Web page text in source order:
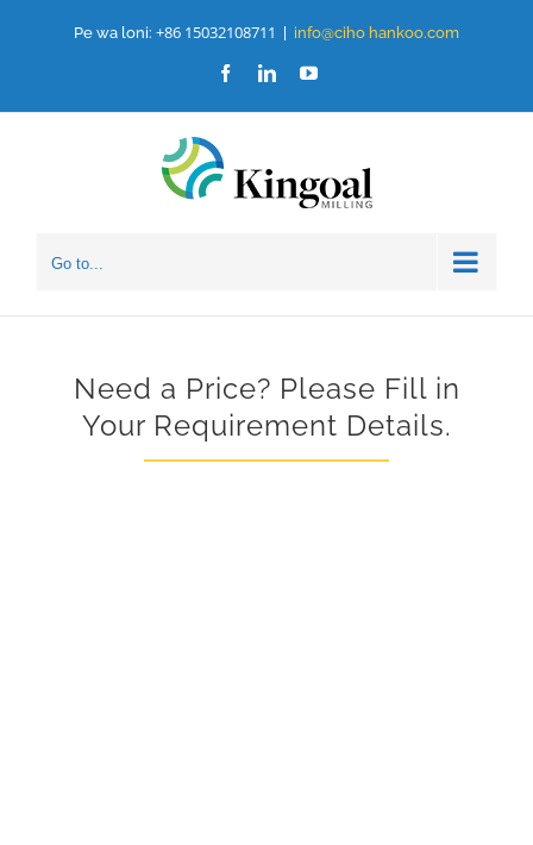
Pe wa loni: +86 15032108711 info@ciho hankoo.com
FacebookLindedinYoutube
Go to...
Need a Price? Please Fill in
Your Requirement Details.